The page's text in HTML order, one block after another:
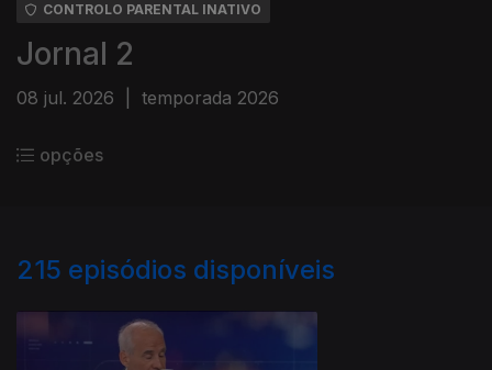
CONTROLO PARENTAL INATIVO
Jornal 2
08 jul. 2026 temporada 2026
opções
215 episódios disponíveis